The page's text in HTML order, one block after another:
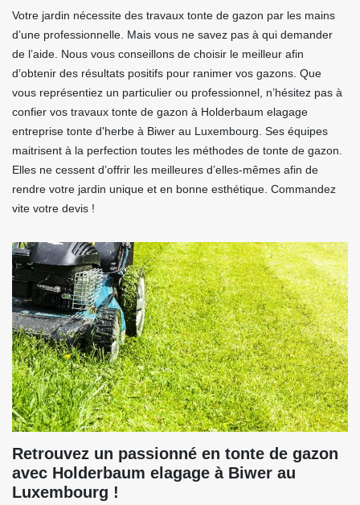
Votre jardin nécessite des travaux tonte de gazon par les mains
d’une professionnelle. Mais vous ne savez pas à qui demander
de l’aide. Nous vous conseillons de choisir le meilleur afin
d’obtenir des résultats positifs pour ranimer vos gazons. Que
vous représentiez un particulier ou professionnel, n’hésitez pas à
confier vos travaux tonte de gazon à Holderbaum elagage
entreprise tonte d'herbe à Biwer au Luxembourg. Ses équipes
maitrisent à la perfection toutes les méthodes de tonte de gazon.
Elles ne cessent d’offrir les meilleures d’elles-mêmes afin de
rendre votre jardin unique et en bonne esthétique. Commandez
vite votre devis !
Retrouvez un passionné en tonte de gazon
avec Holderbaum elagage à Biwer au
Luxembourg !